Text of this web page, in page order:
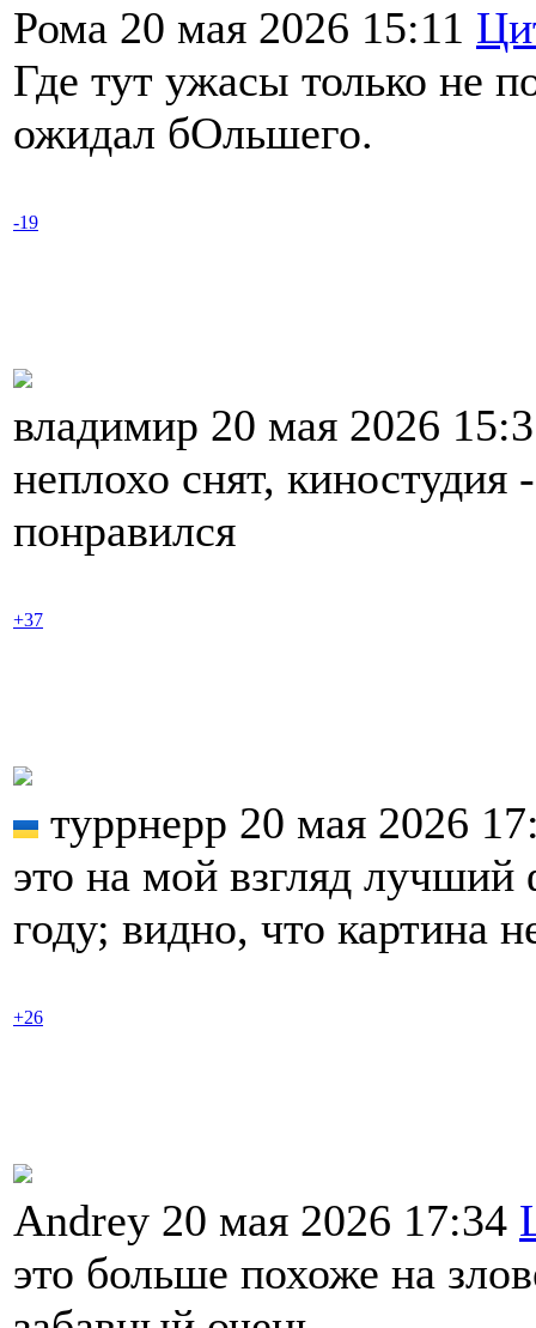
Рома 20 мая 2026 15:11
Где тут ужасы только не
ожидал бОльшего.
-19
владимир 20 мая 2026
неплохо снят,
понравился
+37
туррнерр 20 мая 2026
это на мой взгляд
году; видно, что картина
+26
Andrey 20 мая 2026 17:34
это больше похоже на